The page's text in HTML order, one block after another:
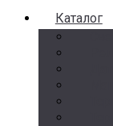
Каталог